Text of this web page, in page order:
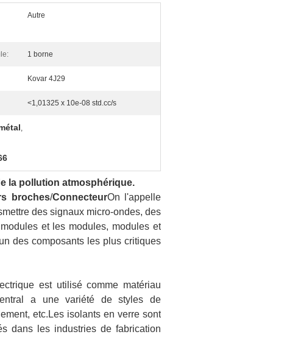
Autre
1 borne
Kovar 4J29
<1,01325 x 10e-08 std.cc/s
,
la pollution atmosphérique.
broches/ConnecteurOn l'appelle
des signaux micro-ondes, des
et les modules, modules et
des composants les plus critiques
est utilisé comme matériau
a une variété de styles de
etc.Les isolants en verre sont
dans les industries de fabrication